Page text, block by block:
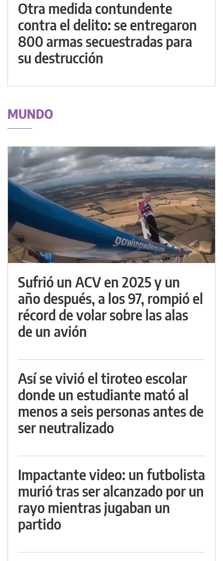
Otra medida contundente
contra el delito: se entregaron
800 armas secuestradas para
su destrucción
MUNDO
Sufrió un ACV en 2025 y un
año después, a los 97, rompió el
récord de volar sobre las alas
de un avión
Así se vivió el tiroteo escolar
donde un estudiante mató al
menos a seis personas antes de
ser neutralizado
Impactante video: un futbolista
murió tras ser alcanzado por un
rayo mientras jugaban un
partido